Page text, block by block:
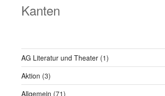
Kanten
AG Literatur und Theater(1)
Aktion (3)
Allgemein (71)